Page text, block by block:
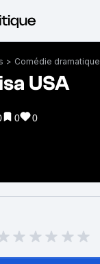
> Comédie dramatique
USA
0 0